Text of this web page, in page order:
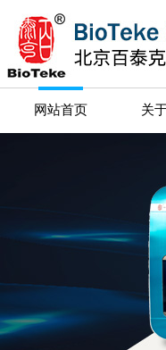
网站首页 关